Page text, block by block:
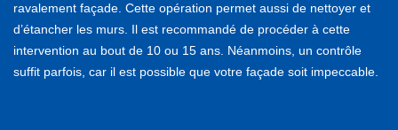
ravalement façade. Cette opération permet aussi de nettoyer et
d’étancher les murs. Il est recommandé de procéder à cette
intervention au bout de 10 ou 15 ans. Néanmoins, un contrôle
suffit parfois, car il est possible que votre façade soit impeccable.